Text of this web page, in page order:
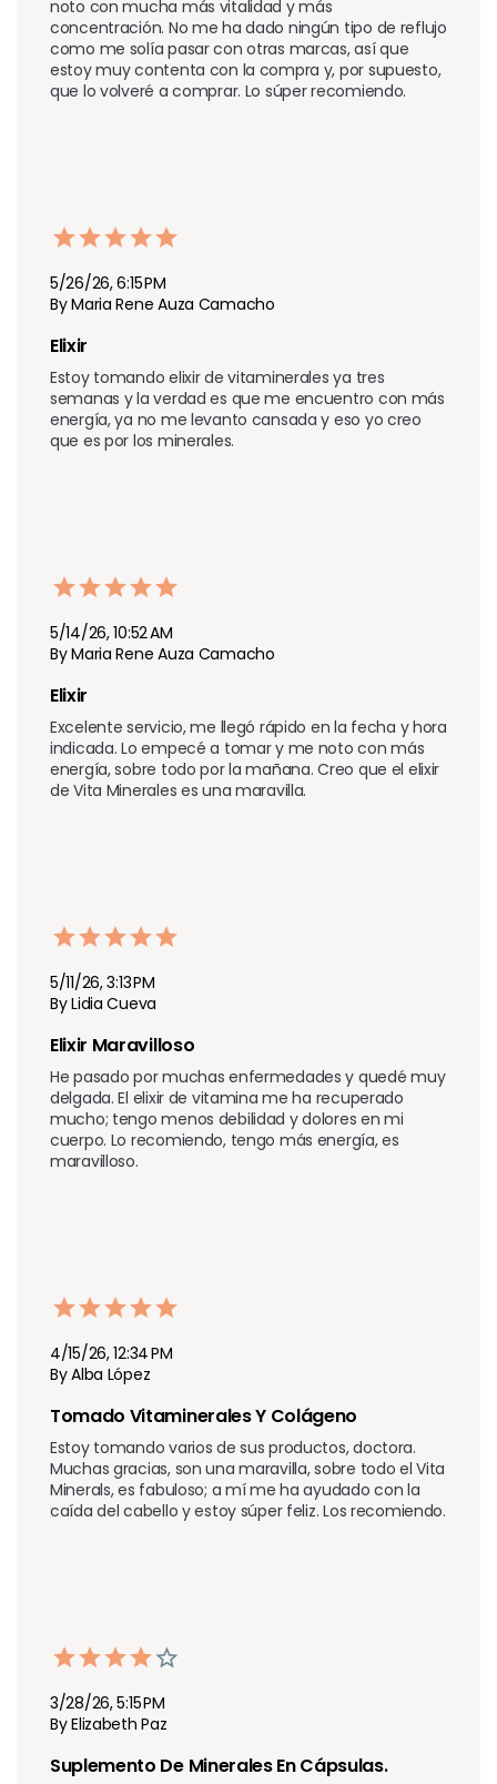
noto con mucha más vitalidad y más
concentración. No me ha dado ningún tipo de reflujo
como me solía pasar con otras marcas, así que
estoy muy contenta con la compra y, por supuesto,
que lo volveré a comprar. Lo súper recomiendo.
5/26/26, 6:15 PM
By Maria Rene Auza Camacho
Elixir
Estoy tomando elixir de vitaminerales ya tres
semanas y la verdad es que me encuentro con más
energía, ya no me levanto cansada y eso yo creo
que es por los minerales.
5/14/26, 10:52 AM
By Maria Rene Auza Camacho
Elixir
Excelente servicio, me llegó rápido en la fecha y hora
indicada. Lo empecé a tomar y me noto con más
energía, sobre todo por la mañana. Creo que el elixir
de Vita Minerales es una maravilla.
5/11/26, 3:13 PM
By Lidia Cueva
Elixir Maravilloso
He pasado por muchas enfermedades y quedé muy
delgada. El elixir de vitamina me ha recuperado
mucho; tengo menos debilidad y dolores en mi
cuerpo. Lo recomiendo, tengo más energía, es
maravilloso.
4/15/26, 12:34 PM
By Alba López
Tomado Vitaminerales Y Colágeno
Estoy tomando varios de sus productos, doctora.
Muchas gracias, son una maravilla, sobre todo el Vita
Minerals, es fabuloso; a mí me ha ayudado con la
caída del cabello y estoy súper feliz. Los recomiendo.
3/28/26, 5:15 PM
By Elizabeth Paz
Suplemento De Minerales En Cápsulas.